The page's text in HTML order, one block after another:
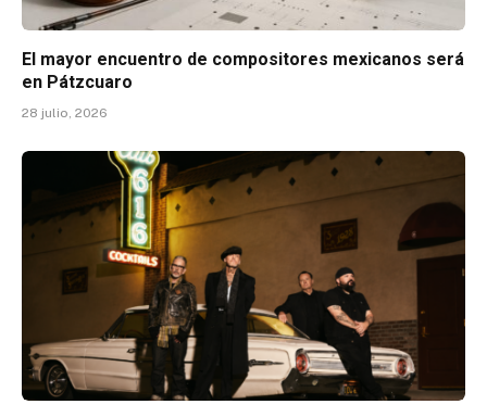
El mayor encuentro de compositores mexicanos será
en Pátzcuaro
28 julio, 2026